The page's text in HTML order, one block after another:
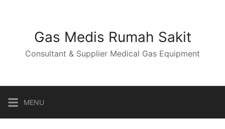
Gas Medis Rumah Sakit
Consultant & Supplier Medical Gas Equipment
MENU